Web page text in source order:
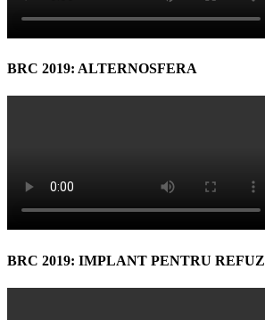
BRC 2019: ALTERNOSFERA
BRC 2019: IMPLANT PENTRU REFUZ